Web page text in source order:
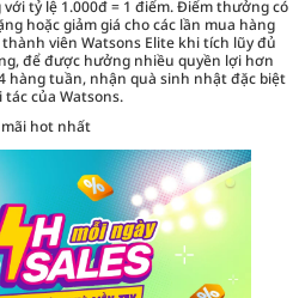
tỷ lệ 1.000đ = 1 điểm. Điểm thưởng có
hoặc giảm giá cho các lần mua hàng
viên Watsons Elite khi tích lũy đủ
để được hưởng nhiều quyền lợi hơn
hàng tuần, nhận quà sinh nhật đặc biệt
của Watsons.
hot nhất